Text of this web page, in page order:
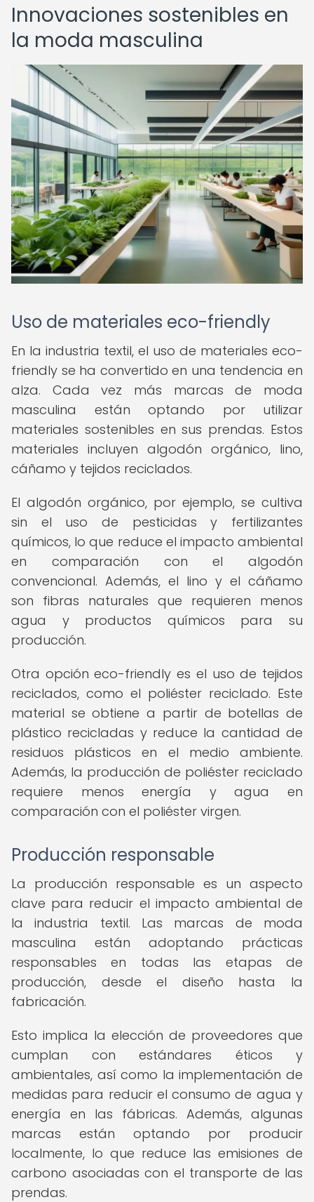
Innovaciones sostenibles en
la moda masculina
Uso de materiales eco-friendly
En la industria textil, el uso de materiales eco-
friendly se ha convertido en una tendencia en
alza. Cada vez más marcas de moda
masculina están optando por utilizar
materiales sostenibles en sus prendas. Estos
materiales incluyen algodón orgánico, lino,
cáñamo y tejidos reciclados.
El algodón orgánico, por ejemplo, se cultiva
sin el uso de pesticidas y fertilizantes
químicos, lo que reduce el impacto ambiental
en comparación con el algodón
convencional. Además, el lino y el cáñamo
son fibras naturales que requieren menos
agua y productos químicos para su
producción.
Otra opción eco-friendly es el uso de tejidos
reciclados, como el poliéster reciclado. Este
material se obtiene a partir de botellas de
plástico recicladas y reduce la cantidad de
residuos plásticos en el medio ambiente.
Además, la producción de poliéster reciclado
requiere menos energía y agua en
comparación con el poliéster virgen.
Producción responsable
La producción responsable es un aspecto
clave para reducir el impacto ambiental de
la industria textil. Las marcas de moda
masculina están adoptando prácticas
responsables en todas las etapas de
producción, desde el diseño hasta la
fabricación.
Esto implica la elección de proveedores que
cumplan con estándares éticos y
ambientales, así como la implementación de
medidas para reducir el consumo de agua y
energía en las fábricas. Además, algunas
marcas están optando por producir
localmente, lo que reduce las emisiones de
carbono asociadas con el transporte de las
prendas.